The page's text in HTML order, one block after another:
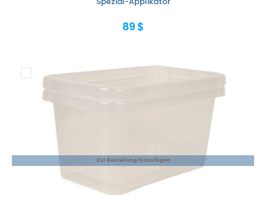
89 $
Zur Bestellung hinzufügen